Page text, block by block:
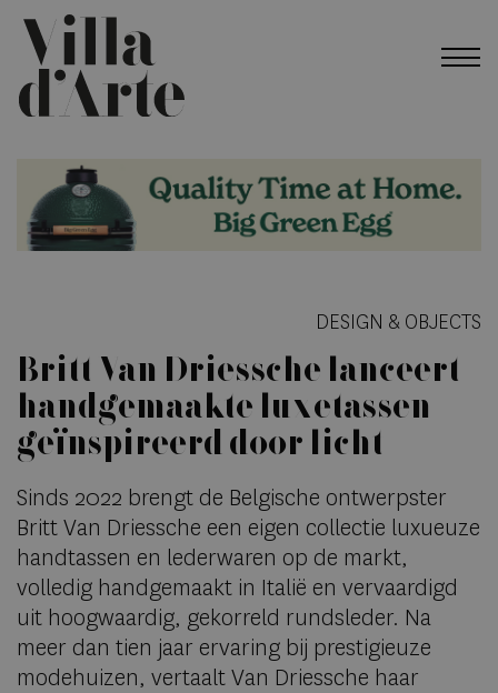
DESIGN & OBJECTS
Britt Van Driessche lanceert
handgemaakte luxetassen
geïnspireerd door licht
Sinds 2022 brengt de Belgische ontwerpster
Britt Van Driessche een eigen collectie luxueuze
handtassen en lederwaren op de markt,
volledig handgemaakt in Italië en vervaardigd
uit hoogwaardig, gekorreld rundsleder. Na
meer dan tien jaar ervaring bij prestigieuze
modehuizen, vertaalt Van Driessche haar